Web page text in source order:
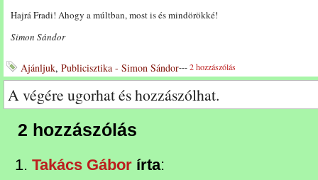
Hajrá Fradi! Ahogy a múltban, most is és mindörökké!
Simon Sándor
Ajánljuk, Publicisztika - Simon Sándor---2 hozzászólás
A végére ugorhat és hozzászólhat.
2 hozzászólás
Takács Gábor írta: